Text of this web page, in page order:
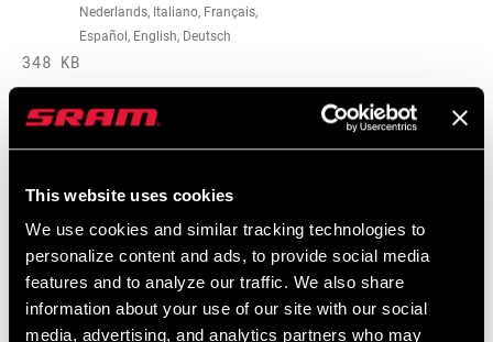
This website uses cookies
We use cookies and similar tracking technologies to
personalize content and ads, to provide social media
features and to analyze our traffic. We also share
information about your use of our site with our social
media, advertising, and analytics partners who may
Nederlands, Italiano, Français,
Español, English, Deutsch
348 KB
95-4018-009-100 Safety Instructions
English, Dansk, Český Jazyk
231 KB